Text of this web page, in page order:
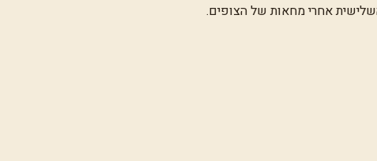
אחרי מחאות של הצופים.